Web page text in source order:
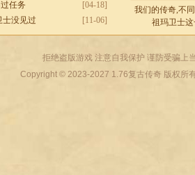
[04-18]
任务
[11-06]
士没见过
我们的传奇,不
祖玛卫士
拒绝盗版游戏 注意自我保护 谨防受骗上
Copyright © 2023-2027 1.76复古传奇版权所